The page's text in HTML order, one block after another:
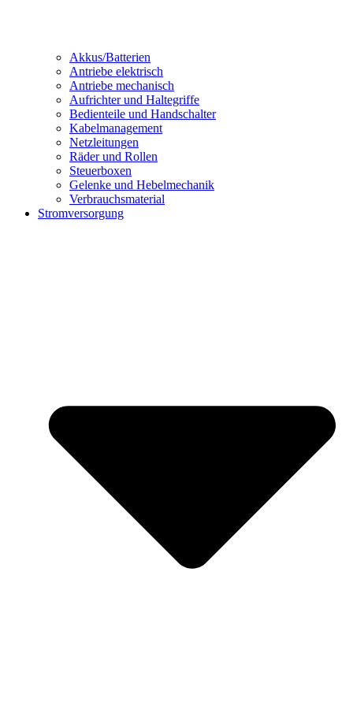
Akkus/Batterien
Antriebe elektrisch
Antriebe mechanisch
Aufrichter und Haltegriffe
Bedienteile und Handschalter
Kabelmanagement
Netzleitungen
Räder und Rollen
Steuerboxen
Gelenke und Hebelmechanik
Verbrauchsmaterial
Stromversorgung